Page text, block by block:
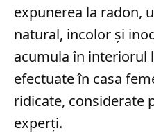
expunerea la radon,
natural, incolor și
acumula în interiorul
efectuate în casa
ridicate, considerate
experți.